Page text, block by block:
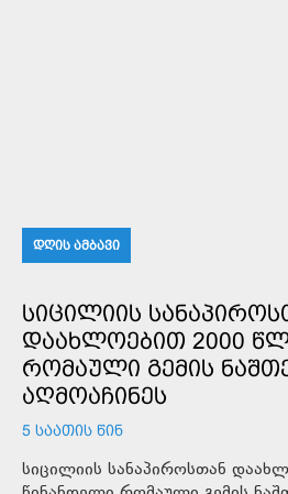
ᲓᲦᲘᲡ ᲐᲛᲑᲐᲕᲘ
ᲡᲘᲪᲘᲚᲘᲘᲡ
ᲓᲐᲐᲮᲚᲝᲔᲑᲘᲗ 2000
ᲠᲝᲛᲐᲣᲚᲘ ᲒᲔᲛᲘᲡ
ᲐᲦᲛᲝᲐᲩᲘᲜᲔᲡ
5 ᲡᲐᲐᲗᲘᲡ ᲬᲘᲜ
სიცილიის სანაპიროსთან